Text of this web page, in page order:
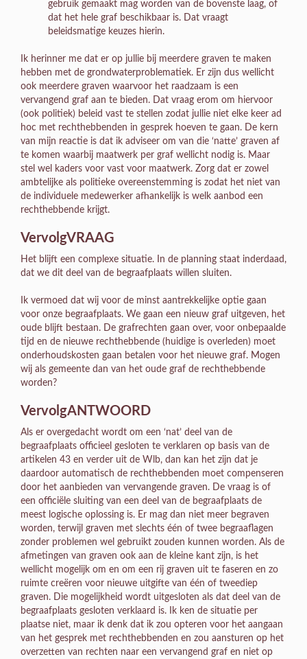
gebruik gemaakt mag worden van de bovenste laag, of
dat het hele graf beschikbaar is. Dat vraagt
beleidsmatige keuzes hierin.
Ik herinner me dat er op jullie bij meerdere graven te maken
hebben met de grondwaterproblematiek. Er zijn dus wellicht
ook meerdere graven waarvoor het raadzaam is een
vervangend graf aan te bieden. Dat vraag erom om hiervoor
(ook politiek) beleid vast te stellen zodat jullie niet elke keer ad
hoc met rechthebbenden in gesprek hoeven te gaan. De kern
van mijn reactie is dat ik adviseer om van die ‘natte’ graven af
te komen waarbij maatwerk per graf wellicht nodig is. Maar
stel wel kaders voor vast voor maatwerk. Zorg dat er zowel
ambtelijke als politieke overeenstemming is zodat het niet van
de individuele medewerker afhankelijk is welk aanbod een
rechthebbende krijgt.
VervolgVRAAG
Het blijft een complexe situatie. In de planning staat inderdaad,
dat we dit deel van de begraafplaats willen sluiten.
Ik vermoed dat wij voor de minst aantrekkelijke optie gaan
voor onze begraafplaats. We gaan een nieuw graf uitgeven, het
oude blijft bestaan. De grafrechten gaan over, voor onbepaalde
tijd en de nieuwe rechthebbende (huidige is overleden) moet
onderhoudskosten gaan betalen voor het nieuwe graf. Mogen
wij als gemeente dan van het oude graf de rechthebbende
worden?
VervolgANTWOORD
Als er overgedacht wordt om een ‘nat’ deel van de
begraafplaats officieel gesloten te verklaren op basis van de
artikelen 43 en verder uit de Wlb, dan kan het zijn dat je
daardoor automatisch de rechthebbenden moet compenseren
door het aanbieden van vervangende graven. De vraag is of
een officiële sluiting van een deel van de begraafplaats de
meest logische oplossing is. Er mag dan niet meer begraven
worden, terwijl graven met slechts één of twee begraaflagen
zonder problemen wel gebruikt zouden kunnen worden. Als de
afmetingen van graven ook aan de kleine kant zijn, is het
wellicht mogelijk om en om een rij graven uit te faseren en zo
ruimte creëren voor nieuwe uitgifte van één of tweediep
graven. Die mogelijkheid wordt uitgesloten als dat deel van de
begraafplaats gesloten verklaard is. Ik ken de situatie per
plaatse niet, maar ik denk dat ik zou opteren voor het aangaan
van het gesprek met rechthebbenden en zou aansturen op het
overzetten van rechten naar een vervangend graf en niet op